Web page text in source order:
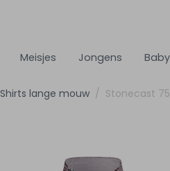
Meisjes Jongens
Shirts lange mouw Stonecast